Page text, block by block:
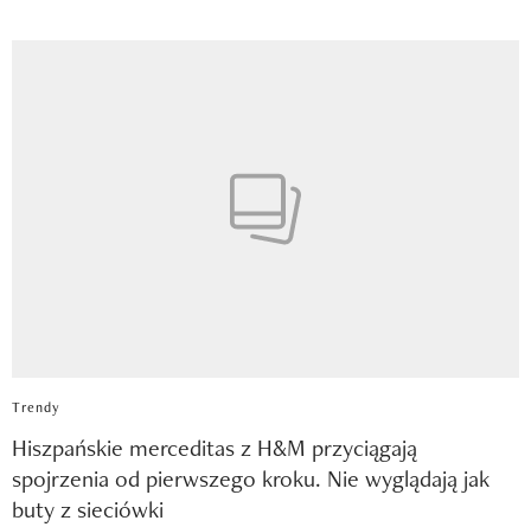
Trendy
Hiszpańskie merceditas z H&M przyciągają
spojrzenia od pierwszego kroku. Nie wyglądają jak
buty z sieciówki